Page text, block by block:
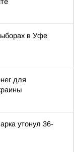
в Уфе
для
утонул 36-